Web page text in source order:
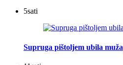
5sati
Supruga pištoljem ubila muža